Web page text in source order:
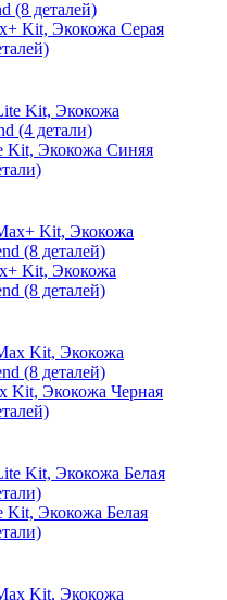
Kit, Экокожа Серая
Kit, Экокожа Синяя
Kit, Экокожа
(8 деталей)
Kit, Экокожа Черная
Kit, Экокожа Белая